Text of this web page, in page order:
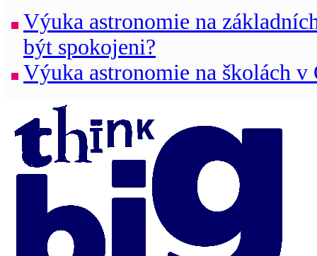
Výuka astronomie na
být spokojeni?
Výuka astronomie na školách